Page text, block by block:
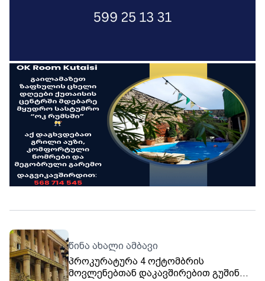
წინა ახალი ამბავი
პროკურატურა 4 ოქტომბრის
მოვლენებთან დაკავშირებით გუშინ